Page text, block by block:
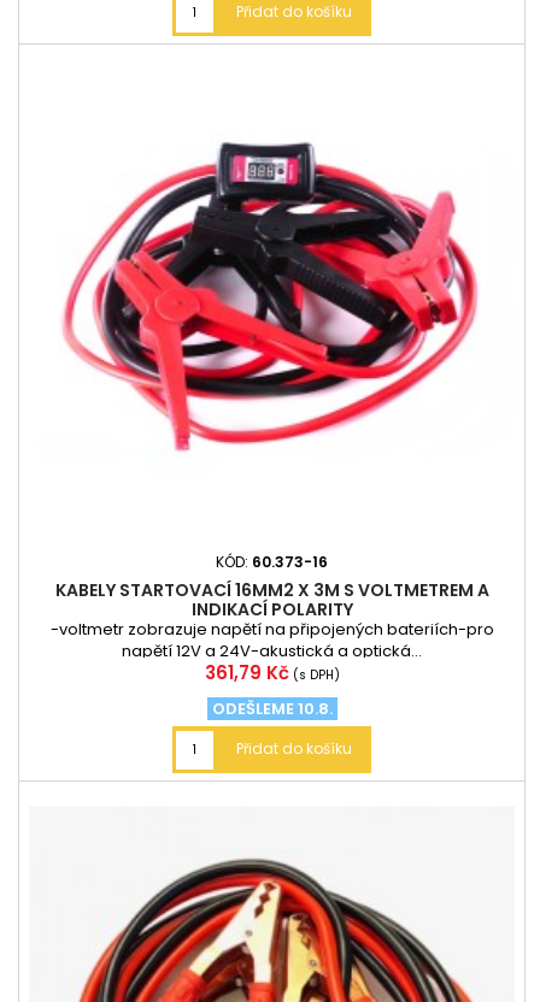
Přidat do košíku
KÓD: 60.373-16
KABELY STARTOVACÍ 16MM2 X 3M S VOLTMETREM A
INDIKACÍ POLARITY
-voltmetr zobrazuje napětí na připojených bateriích-pro
napětí 12V a 24V-akustická a optická...
Cena
361,79 Kč (s DPH)
ODEŠLEME 10.8.
Přidat do košíku